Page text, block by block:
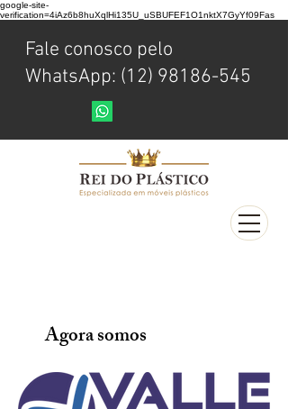
google-site-
verification=4iAz6b8huXqlHi135U_uSBUFEF1O1nktX7GyYf09Fas
Fale conosco pelo
WhatsApp: (12) 98186-545
Agora somos